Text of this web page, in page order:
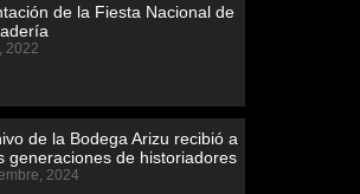
de la Fiesta Nacional de
2022
de la Bodega Arizu recibió a
generaciones de historiadores
2024